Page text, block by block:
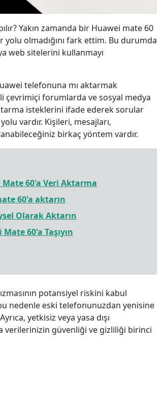
Yakın zamanda bir Huawei mate 60
yolu olmadığını fark ettim. Bu durumda
web sitelerini kullanmayı
telefonuna mı aktarmak
çevrimiçi forumlarda ve sosyal medya
isteklerini ifade ederek sorular
vardır. Kişileri, mesajları,
birkaç yöntem vardır.
Mate 60'a Veri Aktarma
60'a aktarın
Olarak Aktarın
60'a Taşıyın
potansiyel riskini kabul
nedenle eski telefonunuzdan yenisine
yetkisiz veya yasa dışı
verilerinizin güvenliği ve gizliliği birinci